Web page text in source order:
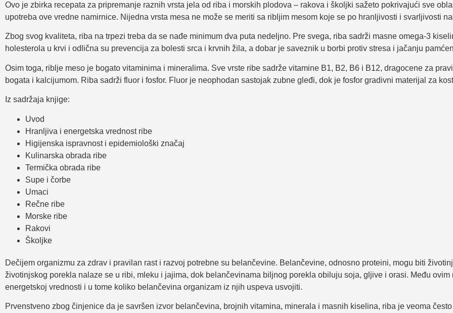
Ovo je zbirka recepata za pripremanje raznih vrsta jela od riba i morskih plodova – rakova i školjki sažeto pokrivajući sve
upotreba ove vredne namirnice. Nijedna vrsta mesa ne može se meriti sa ribljim mesom koje se po hranljivosti i svarljivosti
Zbog svog kvaliteta, riba na trpezi treba da se nađe minimum dva puta nedeljno. Pre svega, riba sadrži masne omega-3
holesterola u krvi i odlična su prevencija za bolesti srca i krvnih žila, a dobar je saveznik u borbi protiv stresa i jačanju
Osim toga, riblje meso je bogato vitaminima i mineralima. Sve vrste ribe sadrže vitamine B1, B2, B6 i B12, dragocene za
bogata i kalcijumom. Riba sadrži fluor i fosfor. Fluor je neophodan sastojak zubne gleđi, dok je fosfor gradivni materijal za
Iz sadržaja knjige:
Uvod
Hranljiva i energetska vrednost ribe
Higijenska ispravnost i epidemiološki značaj
Kulinarska obrada ribe
Termička obrada ribe
Supe i čorbe
Umaci
Rečne ribe
Morske ribe
Rakovi
Školjke
Dečijem organizmu za zdrav i pravilan rast i razvoj potrebne su belančevine. Belančevine, odnosno proteini, mogu biti
životinjskog porekla nalaze se u ribi, mleku i jajima, dok belančevinama biljnog porekla obiluju soja, gljive i orasi. Među
energetskoj vrednosti i u tome koliko belančevina organizam iz njih uspeva usvojiti.
Prvenstveno zbog činjenice da je savršen izvor belančevina, brojnih vitamina, minerala i masnih kiselina, riba je veoma